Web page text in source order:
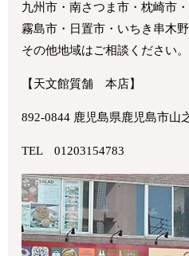
九州市・南さつま市・枕崎市
霧島市・日置市・いちき串木
その他地域はご相談ください。
【天文館質舗 本店】
892-0844 鹿児島県鹿児島市
TEL 01203154783